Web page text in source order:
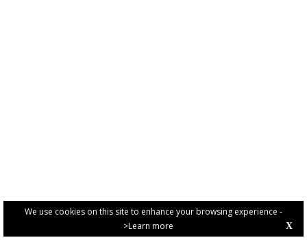
We use cookies on this site to enhance your browsing experience -
>Learn more
X